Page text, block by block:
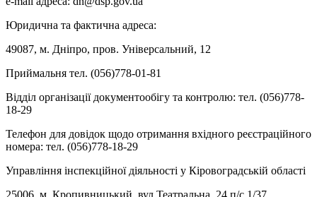
Юридична та фактична адреса:
49087, м. Дніпро, пров. Універсальний, 12
Приймальня тел. (056)778-01-81
Відділ організації документообігу та контролю: тел. (056)778-
18-29
Телефон для довідок щодо отримання вхідного реєстраційного
номера: тел. (056)778-18-29
Управління інспекційної діяльності у Кіровоградській області